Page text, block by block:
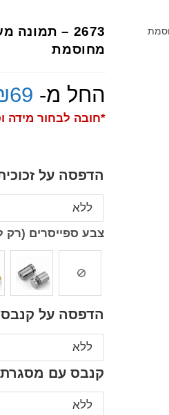
2673 –
מחוסמת
החל מ- 69
*חובה לבחור מידה
הדפסה על
צבע ספייסרים (רק
הדפסה על
קנבס עם